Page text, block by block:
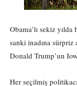
Obama’lı sekiz yılda
sanki inadına
Donald Trump’un
Her seçilmiş